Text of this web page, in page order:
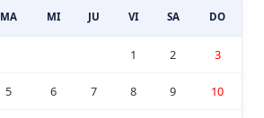
MA MI JU VI SA DO
1 2 3
5 6 7 8 9 10